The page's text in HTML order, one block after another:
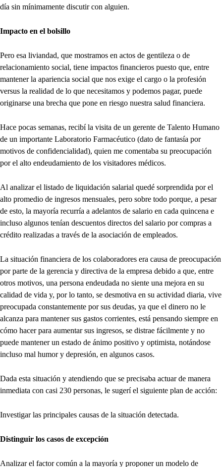
día sin mínimamente discutir con alguien.
Impacto en el bolsillo
Pero esa liviandad, que mostramos en actos de gentileza o de
relacionamiento social, tiene impactos financieros puesto que, entre
mantener la apariencia social que nos exige el cargo o la profesión
versus la realidad de lo que necesitamos y podemos pagar, puede
originarse una brecha que pone en riesgo nuestra salud financiera.
Hace pocas semanas, recibí la visita de un gerente de Talento Humano
de un importante Laboratorio Farmacéutico (dato de fantasía por
motivos de confidencialidad), quien me comentaba su preocupación
por el alto endeudamiento de los visitadores médicos.
Al analizar el listado de liquidación salarial quedé sorprendida por el
alto promedio de ingresos mensuales, pero sobre todo porque, a pesar
de esto, la mayoría recurría a adelantos de salario en cada quincena e
incluso algunos tenían descuentos directos del salario por compras a
crédito realizadas a través de la asociación de empleados.
La situación financiera de los colaboradores era causa de preocupación
por parte de la gerencia y directiva de la empresa debido a que, entre
otros motivos, una persona endeudada no siente una mejora en su
calidad de vida y, por lo tanto, se desmotiva en su actividad diaria, vive
preocupada constantemente por sus deudas, ya que el dinero no le
alcanza para mantener sus gastos corrientes, está pensando siempre en
cómo hacer para aumentar sus ingresos, se distrae fácilmente y no
puede mantener un estado de ánimo positivo y optimista, notándose
incluso mal humor y depresión, en algunos casos.
Dada esta situación y atendiendo que se precisaba actuar de manera
inmediata con casi 230 personas, le sugerí el siguiente plan de acción:
Investigar las principales causas de la situación detectada.
Distinguir los casos de excepción
Analizar el factor común a la mayoría y proponer un modelo de